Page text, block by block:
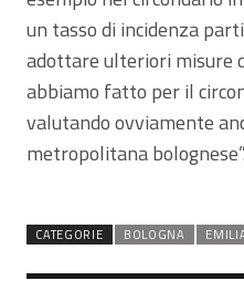
un tasso di incidenza
adottare ulteriori misure
abbiamo fatto per il
valutando ovviamente
metropolitana bolognese”.
CATEGORIE BOLOGNA